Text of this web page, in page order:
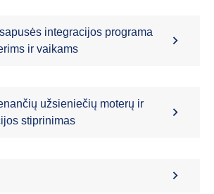
integracijos programa
ir vaikams
užsieniečių moterų ir
stiprinimas